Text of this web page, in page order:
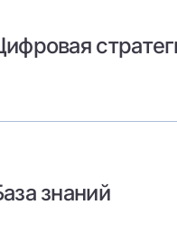
знаний